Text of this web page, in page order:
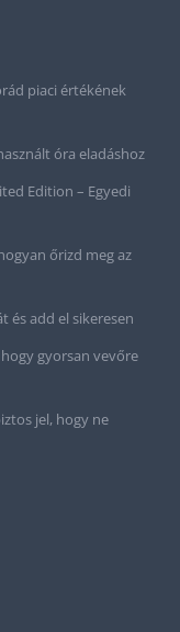
piaci értékének
óra eladáshoz
Edition – Egyedi
őrizd meg az
és add el sikeresen
gyorsan vevőre
jel, hogy ne